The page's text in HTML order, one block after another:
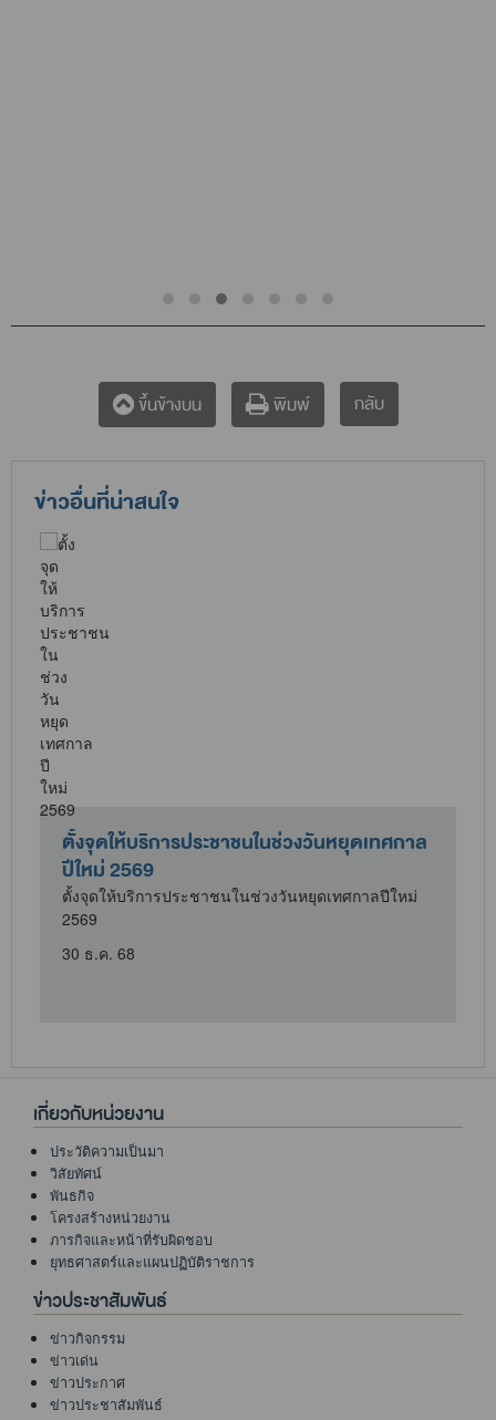
ขึ้นข้างบน พิมพ์ กลับ
ข่าวอื่นที่น่าสนใจ
ตั้งจุดให้บริการประชาชนในช่วงวันหยุดเทศกาล
ปีใหม่ 2569
ตั้งจุดให้บริการประชาชนในช่วงวันหยุดเทศกาลปีใหม่
2569
30 ธ.ค. 68
เกี่ยวกับหน่วยงาน
ประวัติความเป็นมา
วิสัยทัศน์
พันธกิจ
โครงสร้างหน่วยงาน
ภารกิจและหน้าที่รับผิดชอบ
ยุทธศาสตร์และแผนปฏิบัติราชการ
ข่าวประชาสัมพันธ์
ข่าวกิจกรรม
ข่าวเด่น
ข่าวประกาศ
ข่าวประชาสัมพันธ์